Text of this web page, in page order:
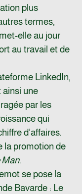
plus
termes,
elle au jour
au travail et de
LinkedIn,
ainsi une
par les
qui
d’affaires.
la promotion de
Man.
se pose la
Bavarde : Le